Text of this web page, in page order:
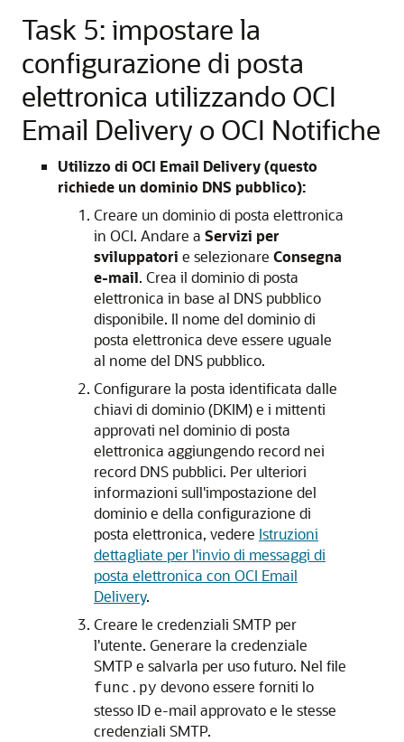
Task 5: impostare la
configurazione di posta
elettronica utilizzando OCI
Email Delivery o OCI Notifiche
Utilizzo di OCI Email Delivery (questo
richiede un dominio DNS pubblico):
Creare un dominio di posta elettronica
in OCI. Andare a Servizi per
sviluppatori e selezionare Consegna
e-mail. Crea il dominio di posta
elettronica in base al DNS pubblico
disponibile. Il nome del dominio di
posta elettronica deve essere uguale
al nome del DNS pubblico.
Configurare la posta identificata dalle
chiavi di dominio (DKIM) e i mittenti
approvati nel dominio di posta
elettronica aggiungendo record nei
record DNS pubblici. Per ulteriori
informazioni sull'impostazione del
dominio e della configurazione di
posta elettronica, vedere Istruzioni
dettagliate per l'invio di messaggi di
posta elettronica con OCI Email
Delivery.
Creare le credenziali SMTP per
l'utente. Generare la credenziale
SMTP e salvarla per uso futuro. Nel file
func.py devono essere forniti lo
stesso ID e-mail approvato e le stesse
credenziali SMTP.